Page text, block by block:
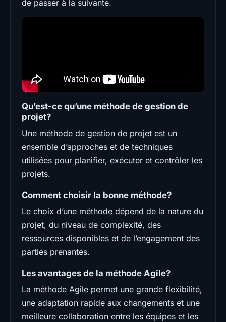
de passer à la suivante.
Qu’est-ce qu’une méthode de gestion de
projet?
Une méthode de gestion de projet est un
ensemble d’approches et de techniques
utilisées pour planifier, exécuter et contrôler les
projets.
Comment choisir la bonne méthode?
Le choix d’une méthode dépend de la nature du
projet, du niveau de complexité, des
ressources disponibles et de l’engagement des
parties prenantes.
Les avantages de la méthode Agile?
La méthode Agile permet une grande flexibilité,
une adaptation rapide aux changements et une
meilleure collaboration entre les équipes et les